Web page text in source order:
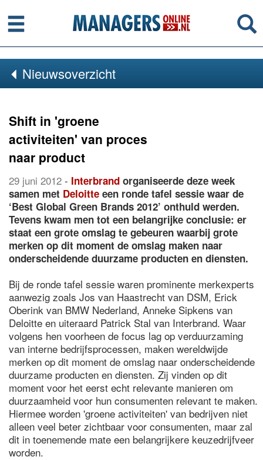
Menu
Nieuwsoverzicht
Shift in 'groene
activiteiten' van proces
naar product
29 juni 2012 - Interbrand organiseerde deze week
samen met Deloitte een ronde tafel sessie waar de
‘Best Global Green Brands 2012’ onthuld werden.
Tevens kwam men tot een belangrijke conclusie: er
staat een grote omslag te gebeuren waarbij grote
merken op dit moment de omslag maken naar
onderscheidende duurzame producten en diensten.
Bij de ronde tafel sessie waren prominente merkexperts
aanwezig zoals Jos van Haastrecht van DSM, Erick
Oberink van BMW Nederland, Anneke Sipkens van
Deloitte en uiteraard Patrick Stal van Interbrand. Waar
volgens hen voorheen de focus lag op verduurzaming
van interne bedrijfsprocessen, maken wereldwijde
merken op dit moment de omslag naar onderscheidende
duurzame producten en diensten. Zij vinden op dit
moment voor het eerst echt relevante manieren om
duurzaamheid voor hun consumenten relevant te maken.
Hiermee worden 'groene activiteiten' van bedrijven niet
alleen veel beter zichtbaar voor consumenten, maar zal
dit in toenemende mate een belangrijkere keuzedrijfveer
worden.